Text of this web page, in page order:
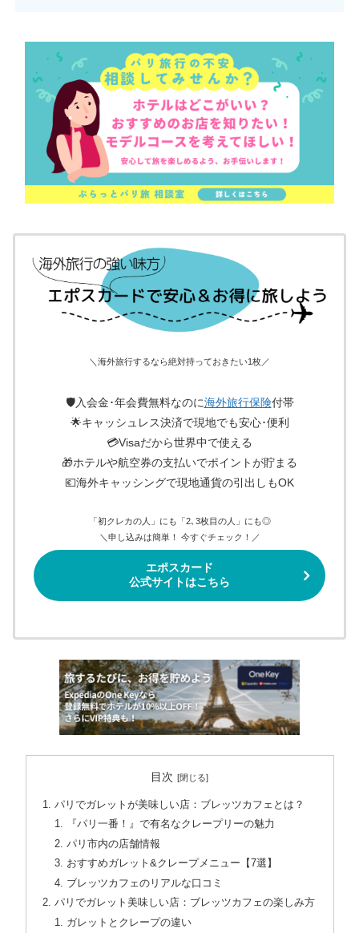
＼海外旅行するなら絶対持っておきたい1枚／
🛡入会金･年会費無料なのに海外旅行保険付帯
🌟キャッシュレス決済で現地でも安心･便利
💳Visaだから世界中で使える
🎁ホテルや航空券の支払いでポイントが貯まる
💶海外キャッシングで現地通貨の引出しもOK
「初クレカの人」にも「2､3枚目の人」にも◎
＼申し込みは簡単！ 今すぐチェック！／
エポスカード
公式サイトはこちら
目次
パリでガレットが美味しい店：ブレッツカフェとは？
『パリ一番！』で有名なクレープリーの魅力
パリ市内の店舗情報
おすすめガレット&クレープメニュー【7選】
ブレッツカフェのリアルな口コミ
パリでガレット美味しい店：ブレッツカフェの楽しみ方
ガレットとクレープの違い